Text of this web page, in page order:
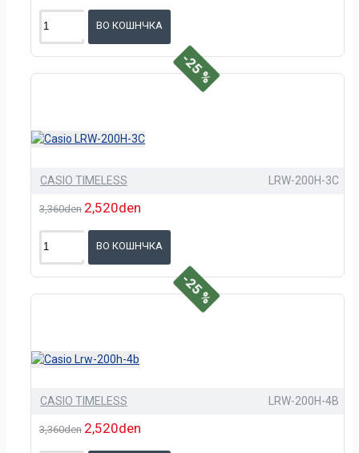
ВО КОШНЧКА
-25 %
CASIO TIMELESS LRW-200H-3C
3,360den 2,520den
ВО КОШНЧКА
-25 %
CASIO TIMELESS LRW-200H-4B
3,360den 2,520den